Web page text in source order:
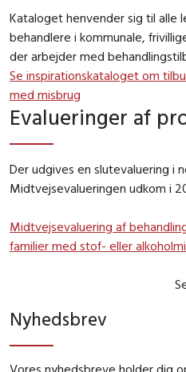
Kataloget henvender sig til alle
behandlere i kommunale,
der arbejder med
Se inspirationskataloget om
med misbrug
Evalueringer af
Der udgives en slutevaluering i
Midtvejsevalueringen udkom i
Midtvejsevaluering af
familier med stof- eller
Nyhedsbrev
Vores nyhedsbreve holder dig